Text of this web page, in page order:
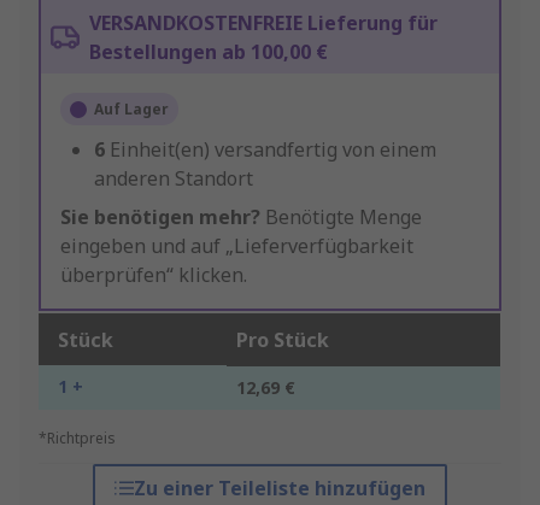
VERSANDKOSTENFREIE Lieferung für
Bestellungen ab 100,00 €
Auf Lager
6 Einheit(en) versandfertig von einem
anderen Standort
Sie benötigen mehr? Benötigte Menge
eingeben und auf „Lieferverfügbarkeit
überprüfen“ klicken.
Stück Pro Stück
1 + 12,69 €
*Richtpreis
Zu einer Teileliste hinzufügen